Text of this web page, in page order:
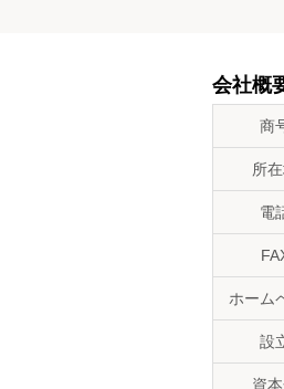
会社概
商
所
電
ホーム
設
資